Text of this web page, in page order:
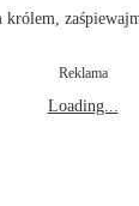
królem,
Reklama
Loading...